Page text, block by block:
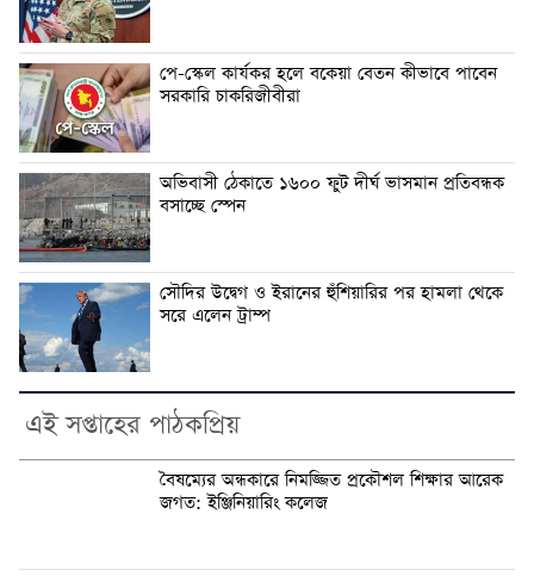
পে-স্কেল কার্যকর হলে বকেয়া বেতন কীভাবে পাবেন
সরকারি চাকরিজীবীরা
অভিবাসী ঠেকাতে ১৬০০ ফুট দীর্ঘ ভাসমান প্রতিবন্ধক
বসাচ্ছে স্পেন
সৌদির উদ্বেগ ও ইরানের হুঁশিয়ারির পর হামলা থেকে
সরে এলেন ট্রাম্প
এই সপ্তাহের পাঠকপ্রিয়
বৈষম্যের অন্ধকারে নিমজ্জিত প্রকৌশল শিক্ষার আরেক
জগত: ইঞ্জিনিয়ারিং কলেজ